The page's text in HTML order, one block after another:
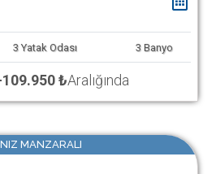
3 Yatak Odası 3 Banyo
109.950 ₺Aralığında
MANZARALI